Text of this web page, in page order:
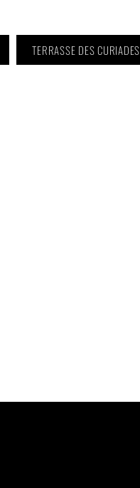
TERRASSE DES CURIADES